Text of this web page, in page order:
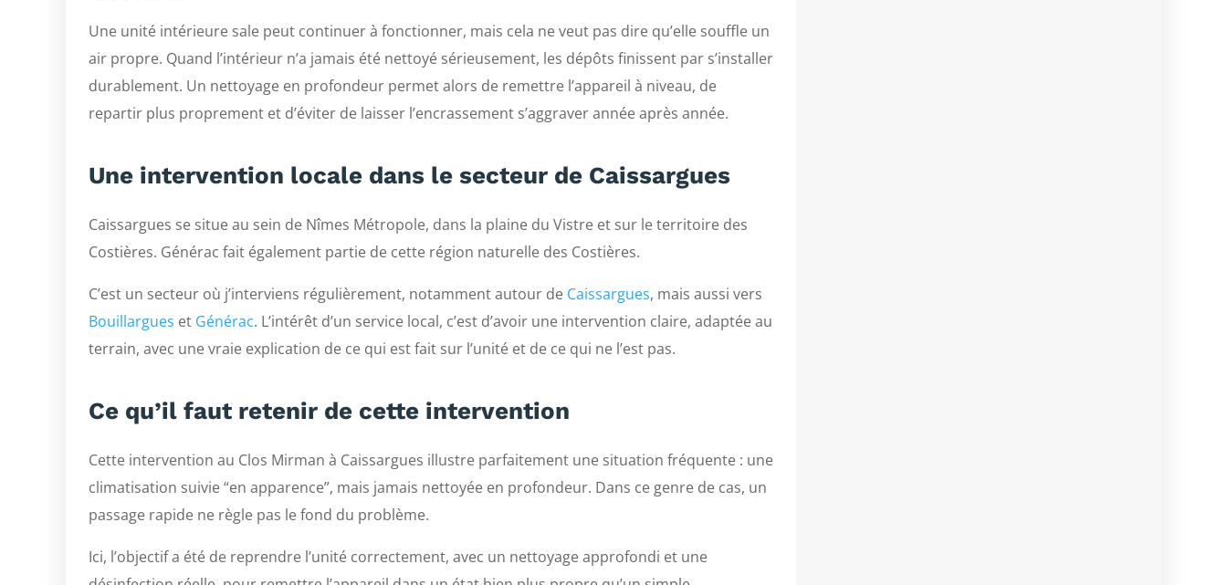
Une unité intérieure sale peut continuer à fonctionner, mais cela ne veut pas dire qu’elle souffle un
air propre. Quand l’intérieur n’a jamais été nettoyé sérieusement, les dépôts finissent par s’installer
durablement. Un nettoyage en profondeur permet alors de remettre l’appareil à niveau, de
repartir plus proprement et d’éviter de laisser l’encrassement s’aggraver année après année.
Une intervention locale dans le secteur de Caissargues
Caissargues se situe au sein de Nîmes Métropole, dans la plaine du Vistre et sur le territoire des
Costières. Générac fait également partie de cette région naturelle des Costières.
C’est un secteur où j’interviens régulièrement, notamment autour de Caissargues, mais aussi vers
Bouillargues et Générac. L’intérêt d’un service local, c’est d’avoir une intervention claire, adaptée au
terrain, avec une vraie explication de ce qui est fait sur l’unité et de ce qui ne l’est pas.
Ce qu’il faut retenir de cette intervention
Cette intervention au Clos Mirman à Caissargues illustre parfaitement une situation fréquente : une
climatisation suivie “en apparence”, mais jamais nettoyée en profondeur. Dans ce genre de cas, un
passage rapide ne règle pas le fond du problème.
Ici, l’objectif a été de reprendre l’unité correctement, avec un nettoyage approfondi et une